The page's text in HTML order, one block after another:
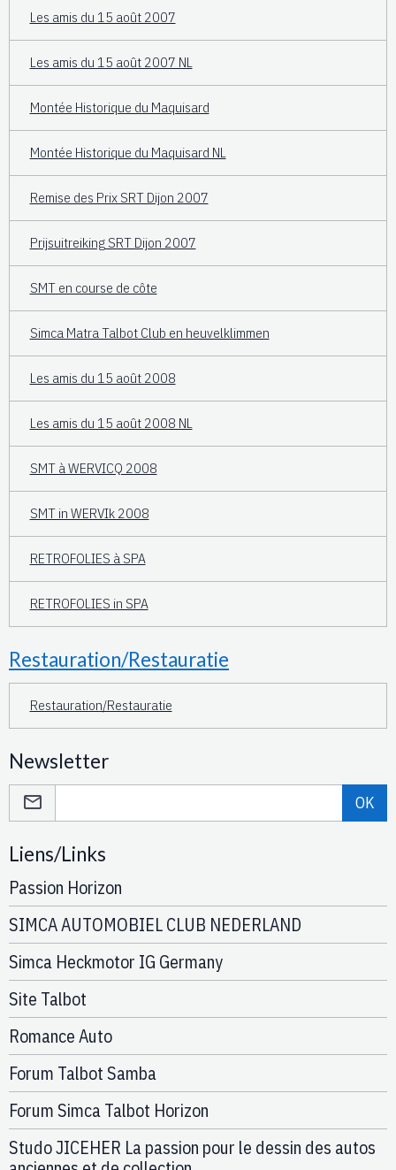
Les amis du 15 août 2007
Les amis du 15 août 2007 NL
Montée Historique du Maquisard
Montée Historique du Maquisard NL
Remise des Prix SRT Dijon 2007
Prijsuitreiking SRT Dijon 2007
SMT en course de côte
Simca Matra Talbot Club en heuvelklimmen
Les amis du 15 août 2008
Les amis du 15 août 2008 NL
SMT à WERVICQ 2008
SMT in WERVIk 2008
RETROFOLIES à SPA
RETROFOLIES in SPA
Restauration/Restauratie
Restauration/Restauratie
Newsletter
OK
Liens/Links
Passion Horizon
SIMCA AUTOMOBIEL CLUB NEDERLAND
Simca Heckmotor IG Germany
Site Talbot
Romance Auto
Forum Talbot Samba
Forum Simca Talbot Horizon
Studo JICEHER La passion pour le dessin des autos